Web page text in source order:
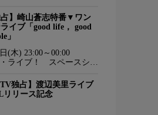
占】崎山蒼志特番▼ワン
イブ「good life， good
」
(木) 23:00～00:00
ライブ！ スペースシャ
独占】渡辺美里ライブ
リース記念